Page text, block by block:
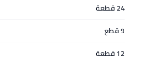
24 قطعة
9 قطع
12 قطعة